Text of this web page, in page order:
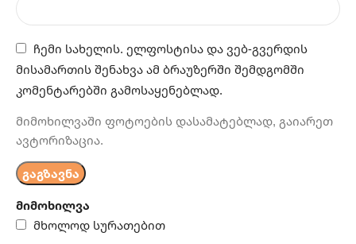
მიმოხილვა
მხოლოდ სურათებით
ჩემი სახელის. ელფოსტისა და ვებ-გვერდის
მისამართის შენახვა ამ ბრაუზერში შემდგომში
კომენტარებში გამოსაყენებლად.
მიმოხილვაში ფოტოების დასამატებლად, გაიარეთ
ავტორიზაცია.